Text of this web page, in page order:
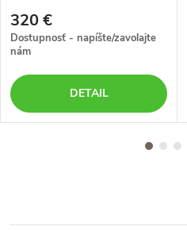
320 €
Dostupnosť - napíšte/zavolajte
nám
DETAIL